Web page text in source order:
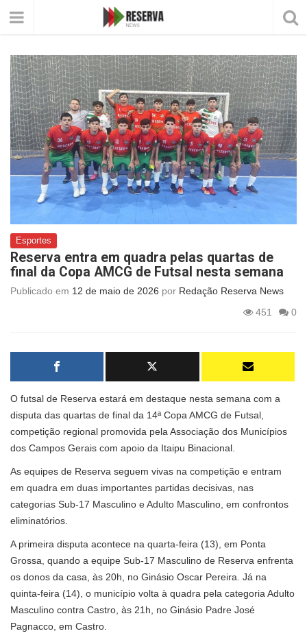
Esportes
Reserva entra em quadra pelas quartas de
final da Copa AMCG de Futsal nesta semana
Publicado em 12 de maio de 2026 por Redação Reserva News
451
0
O futsal de Reserva estará em destaque nesta semana com a
disputa das quartas de final da 14ª Copa AMCG de Futsal,
competição regional promovida pela Associação dos Municípios
dos Campos Gerais com apoio da Itaipu Binacional.
As equipes de Reserva seguem vivas na competição e entram
em quadra em duas importantes partidas decisivas, nas
categorias Sub-17 Masculino e Adulto Masculino, em confrontos
eliminatórios.
A primeira disputa acontece na quarta-feira (13), em Ponta
Grossa, quando a equipe Sub-17 Masculino de Reserva enfrenta
os donos da casa, às 20h, no Ginásio Oscar Pereira. Já na
quinta-feira (14), o município volta à quadra pela categoria Adulto
Masculino contra Castro, às 21h, no Ginásio Padre José
Pagnacco, em Castro.